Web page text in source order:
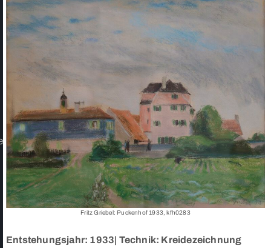
Fritz Griebel: Puckenhof 1933, kfh0283
Entstehungsjahr: 1933| Technik: Kreidezeichnung